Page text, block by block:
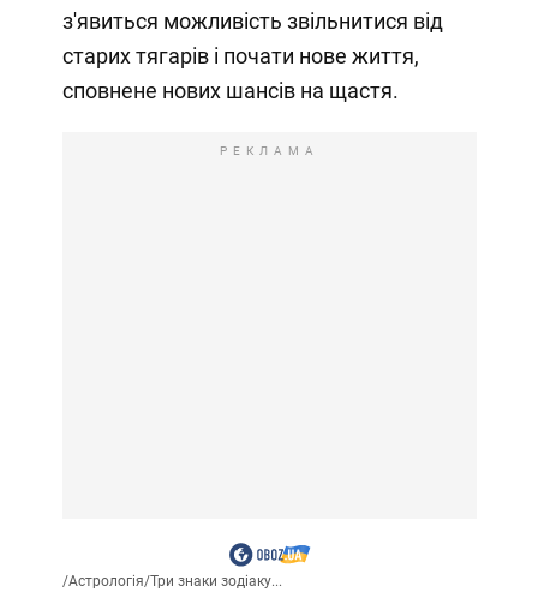
з'явиться можливість звільнитися від
старих тягарів і почати нове життя,
сповнене нових шансів на щастя.
РЕКЛАМА
/Астрологія/Три знаки зодіаку...